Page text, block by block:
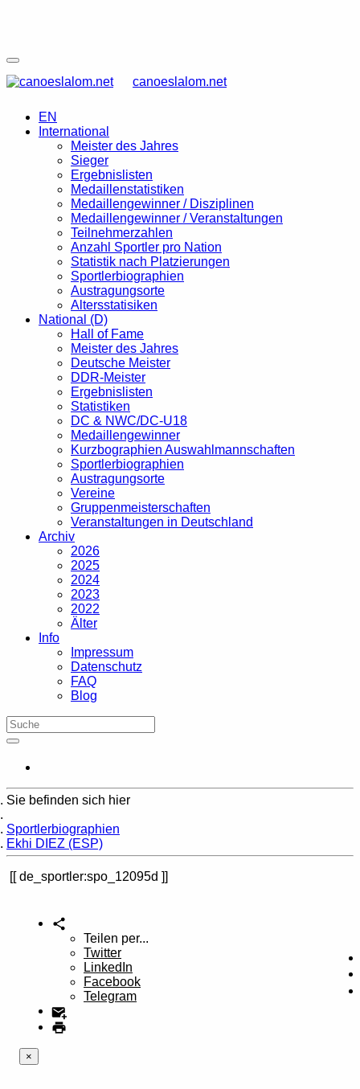
canoeslalom.net
EN
International
Meister des Jahres
Sieger
Ergebnislisten
Medaillenstatistiken
Medaillengewinner / Disziplinen
Medaillengewinner / Veranstaltungen
Teilnehmerzahlen
Anzahl Sportler pro Nation
Statistik nach Platzierungen
Sportlerbiographien
Austragungsorte
Altersstatisiken
National (D)
Hall of Fame
Meister des Jahres
Deutsche Meister
DDR-Meister
Ergebnislisten
Statistiken
DC & NWC/DC-U18
Medaillengewinner
Kurzbographien Auswahlmannschaften
Sportlerbiographien
Austragungsorte
Vereine
Gruppenmeisterschaften
Veranstaltungen in Deutschland
Archiv
2026
2025
2024
2023
2022
Älter
Info
Impressum
Datenschutz
FAQ
Blog
Sie befinden sich hier
Sportlerbiographien
Ekhi DIEZ (ESP)
de_sportler:spo_12095d
Teilen per...
Twitter
LinkedIn
Facebook
Telegram
×